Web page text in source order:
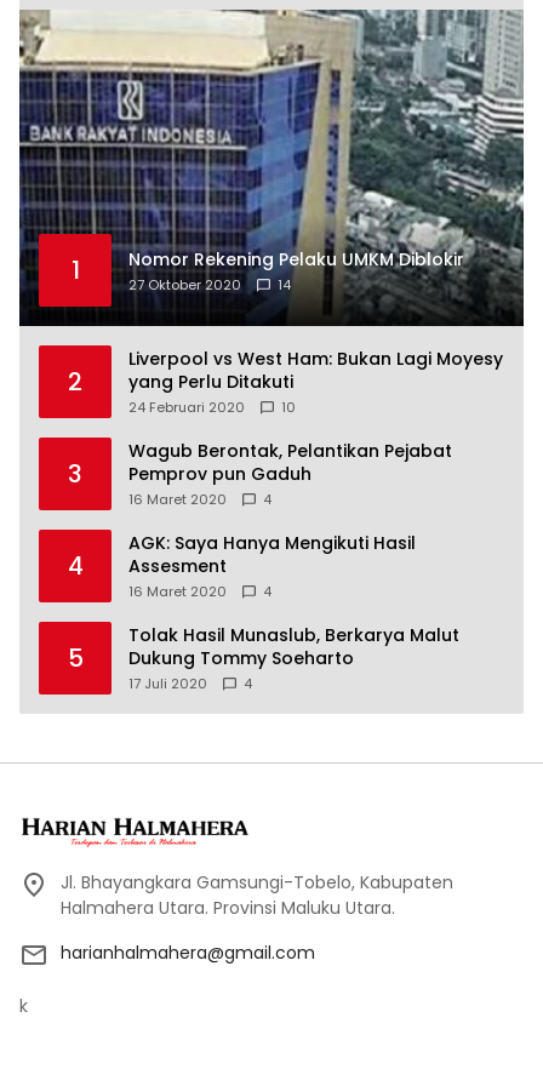
1 Nomor Rekening Pelaku UMKM Diblokir
27 Oktober 2020 14
2
Liverpool vs West Ham: Bukan Lagi Moyesy
yang Perlu Ditakuti
24 Februari 2020 10
3
Wagub Berontak, Pelantikan Pejabat
Pemprov pun Gaduh
16 Maret 2020 4
4
AGK: Saya Hanya Mengikuti Hasil
Assesment
16 Maret 2020 4
5
Tolak Hasil Munaslub, Berkarya Malut
Dukung Tommy Soeharto
17 Juli 2020 4
Jl. Bhayangkara Gamsungi-Tobelo, Kabupaten
Halmahera Utara. Provinsi Maluku Utara.
harianhalmahera@gmail.com
k